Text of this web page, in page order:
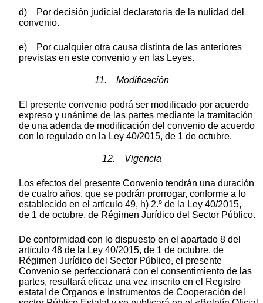
d) Por decisión judicial declaratoria de la nulidad del
convenio.
e) Por cualquier otra causa distinta de las anteriores
previstas en este convenio y en las Leyes.
11. Modificación
El presente convenio podrá ser modificado por acuerdo
expreso y unánime de las partes mediante la tramitación
de una adenda de modificación del convenio de acuerdo
con lo regulado en la Ley 40/2015, de 1 de octubre.
12. Vigencia
Los efectos del presente Convenio tendrán una duración
de cuatro años, que se podrán prorrogar, conforme a lo
establecido en el artículo 49, h) 2.º de la Ley 40/2015,
de 1 de octubre, de Régimen Jurídico del Sector Público.
De conformidad con lo dispuesto en el apartado 8 del
artículo 48 de la Ley 40/2015, de 1 de octubre, de
Régimen Jurídico del Sector Público, el presente
Convenio se perfeccionará con el consentimiento de las
partes, resultará eficaz una vez inscrito en el Registro
estatal de Órganos e Instrumentos de Cooperación del